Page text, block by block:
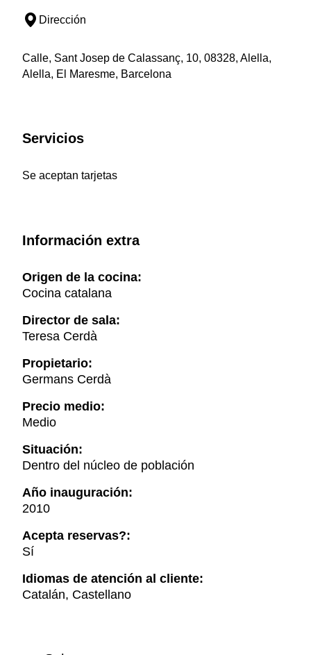
Dirección
Calle, Sant Josep de Calassanç, 10, 08328, Alella,
Alella, El Maresme, Barcelona
Servicios
Se aceptan tarjetas
Información extra
Origen de la cocina:
Cocina catalana
Director de sala:
Teresa Cerdà
Propietario:
Germans Cerdà
Precio medio:
Medio
Situación:
Dentro del núcleo de población
Año inauguración:
2010
Acepta reservas?:
Sí
Idiomas de atención al cliente:
Catalán, Castellano